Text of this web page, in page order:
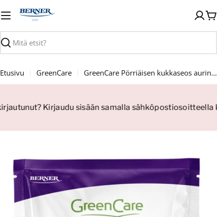
sisältöön
Haku
Etusivu GreenCare GreenCare Pörriäisen kukkaseos aurinkoinen 50 g
Kirjaudu sisään samalla sähköpostiosoitteella